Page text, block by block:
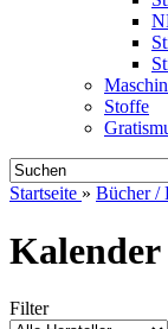
Stoffe
Startseite » Bücher /
Kalender
Filter